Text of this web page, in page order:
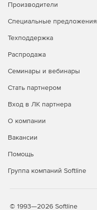
Производители
Специальные предложения
Техподдержка
Распродажа
Семинары и вебинары
Стать партнером
Вход в ЛК партнера
О компании
Вакансии
Помощь
Группа компаний Softline
© 1993—2026 Softline